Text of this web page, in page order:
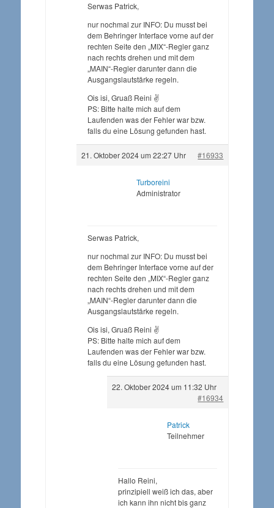
Serwas Patrick,
nur nochmal zur INFO: Du musst bei
dem Behringer Interface vorne auf der
rechten Seite den „MIX“-Regler ganz
nach rechts drehen und mit dem
„MAIN“-Regler darunter dann die
Ausgangslautstärke regeln.
Ois isi, Gruaß Reini ✌️
PS: Bitte halte mich auf dem
Laufenden was der Fehler war bzw.
falls du eine Lösung gefunden hast.
21. Oktober 2024 um 22:27 Uhr #16933
Turboreini
Administrator
Serwas Patrick,
nur nochmal zur INFO: Du musst bei
dem Behringer Interface vorne auf der
rechten Seite den „MIX“-Regler ganz
nach rechts drehen und mit dem
„MAIN“-Regler darunter dann die
Ausgangslautstärke regeln.
Ois isi, Gruaß Reini ✌️
PS: Bitte halte mich auf dem
Laufenden was der Fehler war bzw.
falls du eine Lösung gefunden hast.
22. Oktober 2024 um 11:32 Uhr
#16934
Patrick
Teilnehmer
Hallo Reini,
prinzipiell weiß ich das, aber
ich kann ihn nicht bis ganz